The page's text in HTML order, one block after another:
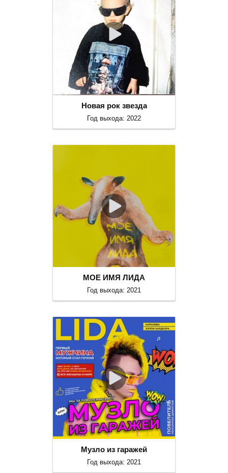
Новая рок звезда
Год выхода: 2022
МОЕ ИМЯ ЛИДА
Год выхода: 2021
Музло из гаражей
Год выхода: 2021